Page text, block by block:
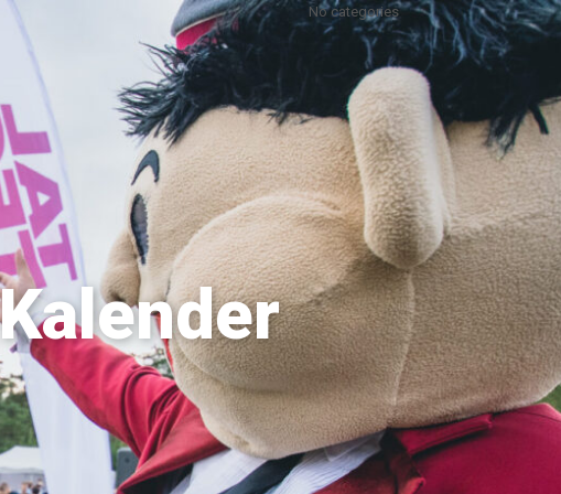
No categories